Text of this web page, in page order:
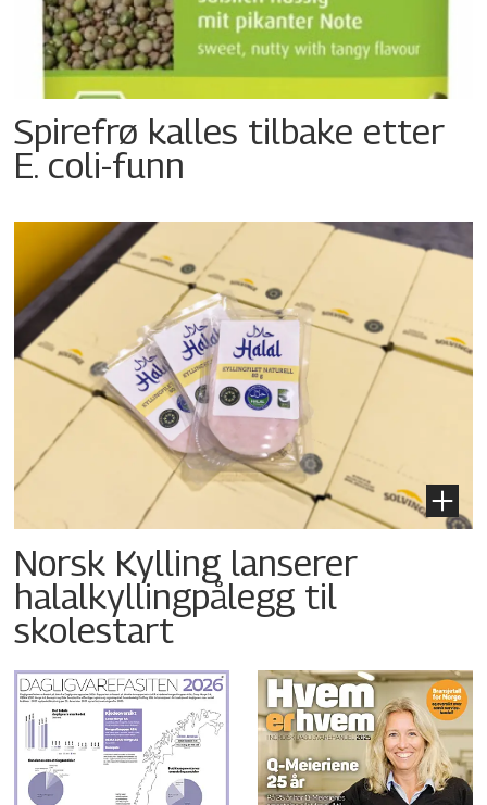
Spirefrø kalles tilbake etter
E. coli-funn
Norsk Kylling lanserer
halalkyllingpålegg til
skolestart